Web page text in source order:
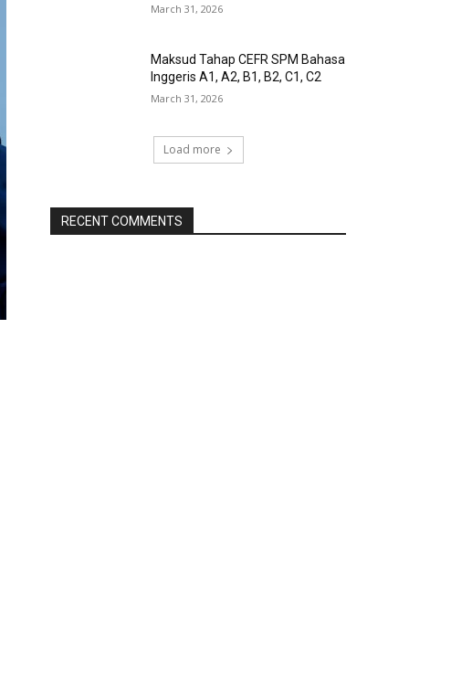
March 31, 2026
Maksud Tahap CEFR SPM Bahasa
Inggeris A1, A2, B1, B2, C1, C2
March 31, 2026
Load more
RECENT COMMENTS